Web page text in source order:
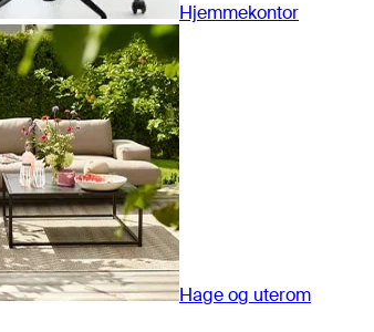
Hjemmekontor
Hage og uterom